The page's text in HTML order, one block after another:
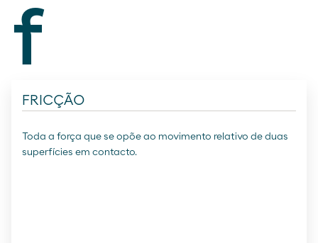
f
FRICÇÃO
Toda a força que se opõe ao movimento relativo de duas
superfícies em contacto.